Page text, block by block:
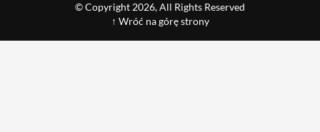
© Copyright 2026, All Rights Reserved
↑ Wróć na górę strony